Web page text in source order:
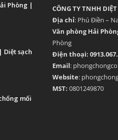
Phòng |
Diệt sạch
mối
CÔNG TY TNHH
Địa chỉ: Phú Điền –
Văn phòng Hải
Phòng
Điện thoại:
Email:
Website:
MST: 0801249870